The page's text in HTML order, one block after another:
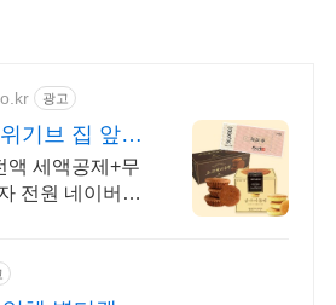
광고
기브 집 앞으
액 세액공제+무
전원 네이버페